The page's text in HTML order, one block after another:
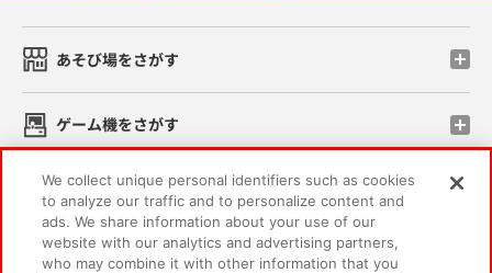
あそび場をさがす
ゲーム機をさがす
スマホ・PCであそぶ
イベント・キャンペーン
We collect unique personal identifiers such as cookies
to analyze our traffic and to personalize content and
ads. We share information about your use of our
website with our analytics and advertising partners,
who may combine it with other information that you